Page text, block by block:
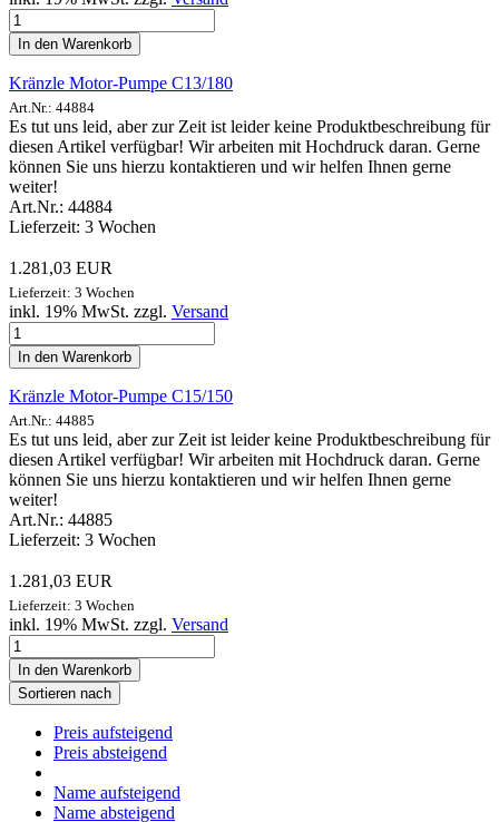
In den Warenkorb
Kränzle Motor-Pumpe C13/180
Art.Nr.: 44884
Es tut uns leid, aber zur Zeit ist leider keine Produktbeschreibung für
diesen Artikel verfügbar! Wir arbeiten mit Hochdruck daran. Gerne
können Sie uns hierzu kontaktieren und wir helfen Ihnen gerne
weiter!
Art.Nr.: 44884
Lieferzeit: 3 Wochen
1.281,03 EUR
Lieferzeit: 3 Wochen
inkl. 19% MwSt. zzgl. Versand
In den Warenkorb
Kränzle Motor-Pumpe C15/150
Art.Nr.: 44885
Es tut uns leid, aber zur Zeit ist leider keine Produktbeschreibung für
diesen Artikel verfügbar! Wir arbeiten mit Hochdruck daran. Gerne
können Sie uns hierzu kontaktieren und wir helfen Ihnen gerne
weiter!
Art.Nr.: 44885
Lieferzeit: 3 Wochen
1.281,03 EUR
Lieferzeit: 3 Wochen
inkl. 19% MwSt. zzgl. Versand
In den Warenkorb
Sortieren nach
Preis aufsteigend
Preis absteigend
Name aufsteigend
Name absteigend